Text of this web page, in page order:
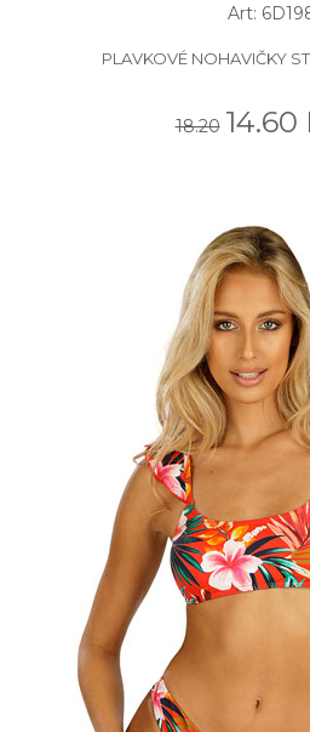
Art:
PLAVKOVÉ NOHAVIČKY
18.20 14.60